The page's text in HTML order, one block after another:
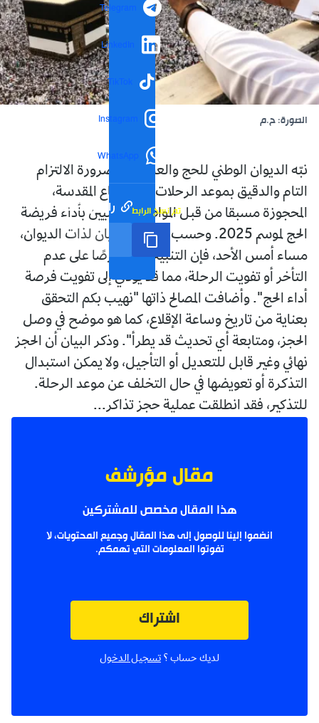
Telegram
LinkedIn
TikTok
Instagram
WhatsApp
رابط مختصر تم نسخ الرابط
الصورة: ح.م
نبّه الديوان الوطني للحج والعمرة إلى ضرورة الالتزام
التام والدقيق بموعد الرحلات نحو البقاع المقدسة،
المحجوزة مسبقا من قبل المواطنين المعنيين بأداء فريضة
الحج لموسم 2025. وحسب ما أفاد به بيان لذات الديوان،
مساء أمس الأحد، فإن التنبيه يأتي "حرصًا على عدم
التأخر أو تفويت الرحلة، مما قد يؤدي إلى تفويت فرصة
أداء الحج". وأضافت المصالح ذاتها "نهيب بكم التحقق
بعناية من تاريخ وساعة الإقلاع، كما هو موضح في وصل
الحجز، ومتابعة أي تحديث قد يطرأ". وذكر البيان أن الحجز
نهائي وغير قابل للتعديل أو التأجيل، ولا يمكن استبدال
التذكرة أو تعويضها في حال التخلف عن موعد الرحلة.
للتذكير، فقد انطلقت عملية حجز تذاكر...
مقال مؤرشف
هذا المقال مخصص للمشتركين
انضموا إلينا للوصول إلى هذا المقال وجميع المحتويات، لا
تفوتوا المعلومات التي تهمكم.
اشتراك
لديك حساب ؟ تسجيل الدخول